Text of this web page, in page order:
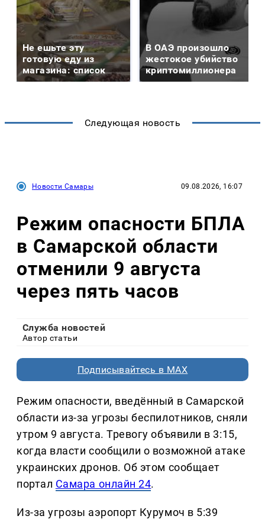
Не ешьте эту
готовую еду из
магазина: список
В ОАЭ произошло
жестокое убийство
криптомиллионера
Следующая новость
Новости Самары 09.08.2026, 16:07
Режим опасности БПЛА
в Самарской области
отменили 9 августа
через пять часов
Служба новостей
Автор статьи
Подписывайтесь в MAX
Режим опасности, введённый в Самарской
области из-за угрозы беспилотников, сняли
утром 9 августа. Тревогу объявили в 3:15,
когда власти сообщили о возможной атаке
украинских дронов. Об этом сообщает
портал Самара онлайн 24.
Из-за угрозы аэропорт Курумоч в 5:39